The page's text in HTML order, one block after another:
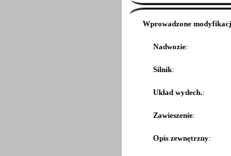
Wprowadzone
Nadwozie:
Silnik:
Układ wydech.:
Zawieszenie:
Opis zewnętrzny: